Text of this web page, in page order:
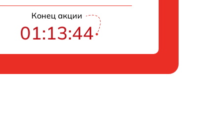
Конец акции
01:13:43